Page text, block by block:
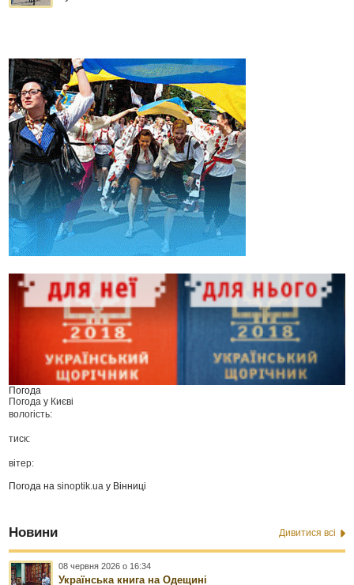
Погода
Погода у Києві
вологість:
тиск:
вітер:
Погода наsinoptik.ua у Вінниці
Новини Дивитися всі
08 червня 2026 о 16:34
Українська книга на Одещині